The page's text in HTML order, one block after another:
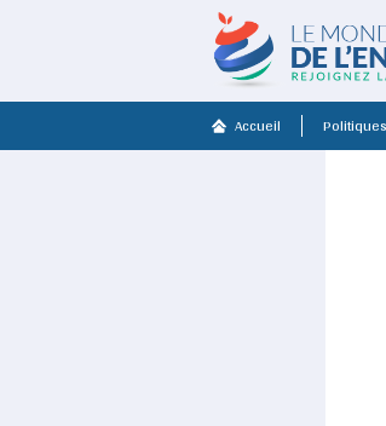
Accueil